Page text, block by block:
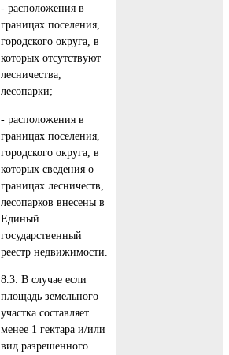
- расположения в
границах поселения,
городского округа, в
которых отсутствуют
лесничества,
лесопарки;
- расположения в
границах поселения,
городского округа, в
которых сведения о
границах лесничеств,
лесопарков внесены в
Единый
государственный
реестр недвижимости.
8.3. В случае если
площадь земельного
участка составляет
менее 1 гектара и/или
вид разрешенного